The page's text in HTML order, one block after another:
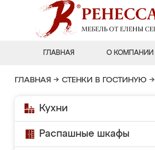
ГЛАВНАЯ О КОМПАНИИ
ГЛАВНАЯ → СТЕНКИ В ГОСТИНУЮ →
Кухни
Распашные шкафы